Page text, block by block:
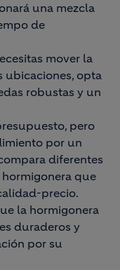
una mezcla
de
mover la
ubicaciones, opta
robustas y un
pero
por un
diferentes
que
precio.
la hormigonera
duraderos y
por su